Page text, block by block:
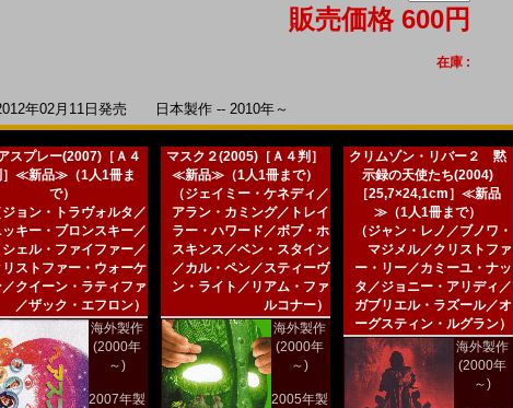
販売価格 600円
在庫 :
年02月11日発売 日本製作 -- 2010年～
スプレー(2007)［Ａ４
］≪新品≫（1人1冊ま
で）
ョン・トラヴォルタ／
キー・ブロンスキー／
ェル・ファイファー／
ストファー・ウォーケ
クイーン・ラティファ
／ザック・エフロン）
海外製作
(2000年
～)
2007年製
マスク２(2005)［Ａ４判］
≪新品≫（1人1冊まで）
（ジェイミー・ケネディ／
アラン・カミング／トレイ
ラー・ハワード／ボブ・ホ
スキンス／ベン・スタイン
／カル・ペン／スティーヴ
ン・ライト／リアム・ファ
ルコナー）
海外製作
(2000年
～)
2005年製
クリムゾン・リバー２ 黙
示録の天使たち(2004)
［25,7×24,1cm］≪新品
≫（1人1冊まで）
（ジャン・レノ／ブノワ・
マジメル／クリストファ
ー・リー／カミーユ・ナッ
タ／ジョニー・アリディ／
ガブリエル・ラズール／オ
ーグスティン・ルグラン）
海外製作
(2000年
～)